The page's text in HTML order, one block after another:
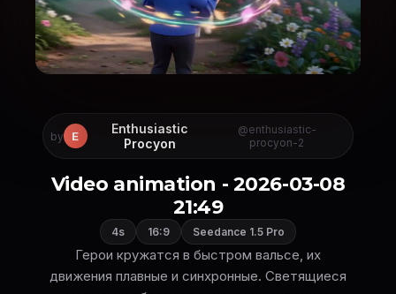
by E
Enthusiastic
Procyon
@enthusiastic-
procyon-2
Video animation - 2026-03-08
21:49
4s 16:9 Seedance 1.5 Pro
Герои кружатся в быстром вальсе, их
движения плавные и синхронные. Светящиеся